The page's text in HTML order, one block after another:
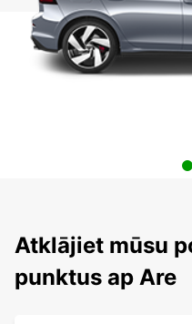
Atklājiet mūsu
punktus ap Are